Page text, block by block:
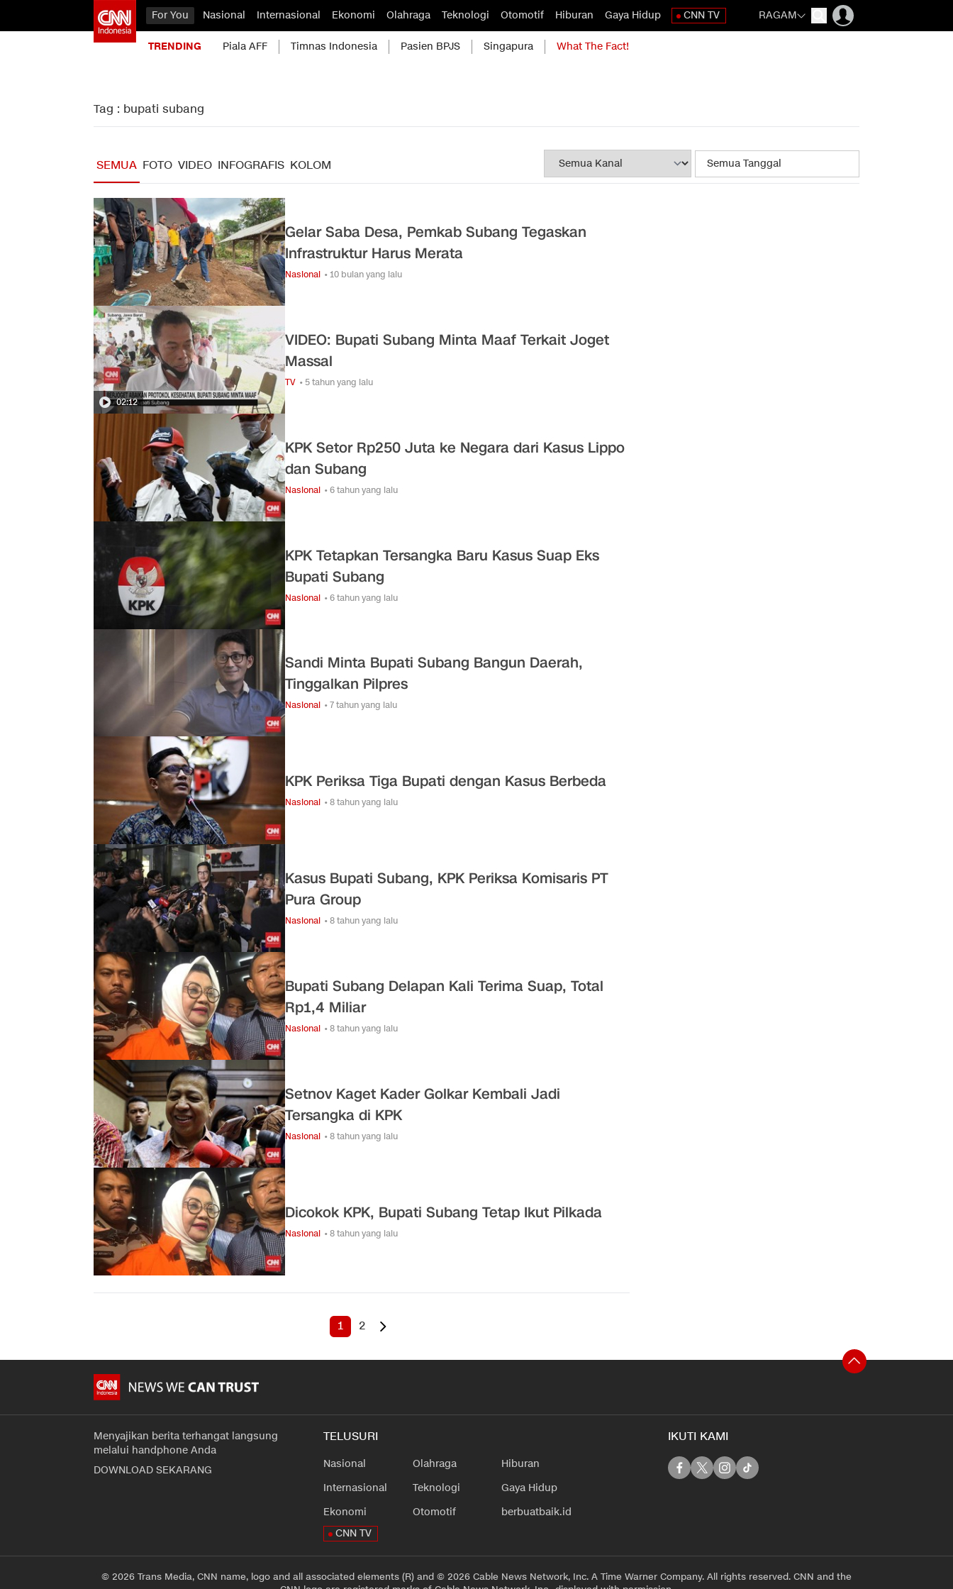
For You Nasional Internasional Ekonomi Olahraga Teknologi Otomotif Hiburan Gaya Hidup CNN TV RAGAM
TRENDING Piala AFF Timnas Indonesia Pasien BPJS Singapura What The Fact!
Tag : bupati subang
SEMUA FOTO VIDEO INFOGRAFIS KOLOM
Gelar Saba Desa, Pemkab Subang Tegaskan
Infrastruktur Harus Merata
Nasional • 10 bulan yang lalu
02:12
VIDEO: Bupati Subang Minta Maaf Terkait Joget
Massal
TV • 5 tahun yang lalu
KPK Setor Rp250 Juta ke Negara dari Kasus Lippo
dan Subang
Nasional • 6 tahun yang lalu
KPK Tetapkan Tersangka Baru Kasus Suap Eks
Bupati Subang
Nasional • 6 tahun yang lalu
Sandi Minta Bupati Subang Bangun Daerah,
Tinggalkan Pilpres
Nasional • 7 tahun yang lalu
KPK Periksa Tiga Bupati dengan Kasus Berbeda
Nasional • 8 tahun yang lalu
Kasus Bupati Subang, KPK Periksa Komisaris PT
Pura Group
Nasional • 8 tahun yang lalu
Bupati Subang Delapan Kali Terima Suap, Total
Rp1,4 Miliar
Nasional • 8 tahun yang lalu
Setnov Kaget Kader Golkar Kembali Jadi
Tersangka di KPK
Nasional • 8 tahun yang lalu
Dicokok KPK, Bupati Subang Tetap Ikut Pilkada
Nasional • 8 tahun yang lalu
1 2
Menyajikan berita terhangat langsung
melalui handphone Anda
DOWNLOAD SEKARANG
TELUSURI
Nasional
Internasional
Ekonomi
Olahraga
Teknologi
Otomotif
Hiburan
Gaya Hidup
berbuatbaik.id
CNN TV
IKUTI KAMI
© 2026 Trans Media, CNN name, logo and all associated elements (R) and © 2026 Cable News Network, Inc. A Time Warner Company. All rights reserved. CNN and the